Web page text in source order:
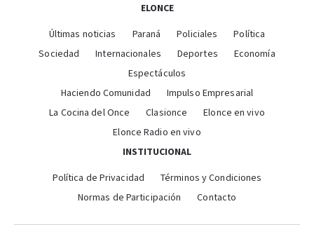
ELONCE
Últimas noticias Paraná Policiales
Política
Sociedad
Internacionales Deportes
Economía
Espectáculos
Haciendo Comunidad
Impulso Empresarial
La Cocina del Once
Clasionce
Elonce en vivo
Elonce Radio en vivo
INSTITUCIONAL
Política de Privacidad
Términos y Condiciones
Normas de Participación
Contacto